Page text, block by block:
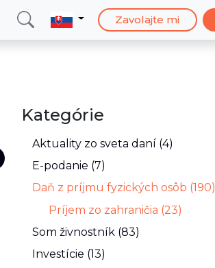
Zavolajte mi
Kategórie
Aktuality zo sveta daní (4)
E-podanie (7)
Daň z príjmu fyzických osôb (190)
Príjem zo zahraničia (23)
Som živnostník (83)
Investície (13)